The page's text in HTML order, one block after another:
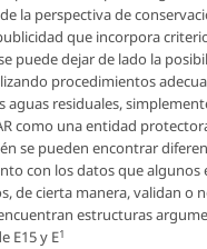
la perspectiva de
que incorpora
puede dejar de lado la
procedimientos
aguas residuales,
como una entidad
se pueden encontrar
con los datos que algunos
de cierta manera, validan o
estructuras
E15 y E1